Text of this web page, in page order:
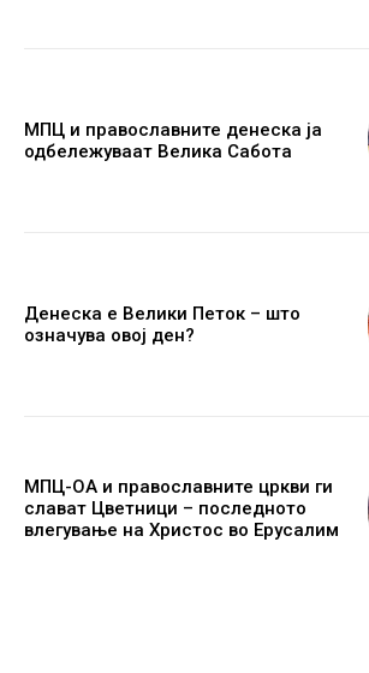
МПЦ и православните денеска ја
одбележуваат Велика Сабота
Денеска е Велики Петок – што
означува овој ден?
МПЦ-ОА и православните цркви ги
слават Цветници – последното
влегување на Христос во Ерусалим